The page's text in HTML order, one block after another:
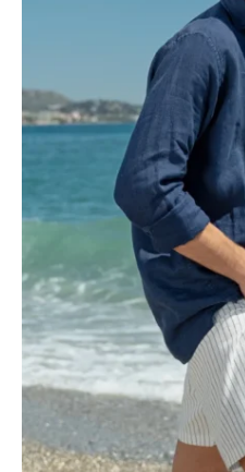
Una prenda
Nuestras camisas de lino
mantener el confort sin
practicidad, las camisas